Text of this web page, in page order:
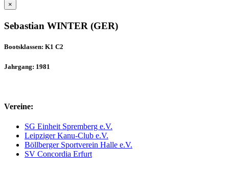
×
Sebastian WINTER (GER)
Bootsklassen: K1 C2
Jahrgang: 1981
Vereine:
SG Einheit Spremberg e.V.
Leipziger Kanu-Club e.V.
Böllberger Sportverein Halle e.V.
SV Concordia Erfurt